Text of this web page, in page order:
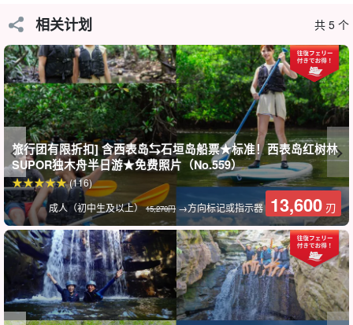
西表岛是世界自然遗产。乘坐独木舟是体验西表岛自然风光的最便
捷方式。
它们有单座和双座两种，如果您有年幼的孩子，建议选择双座！
皮纳萨拉瀑布
皮纳萨拉瀑布是冲绳县最高的瀑布。瀑布落差达 54 米，气势磅礴，
景色壮观。
皮纳萨拉名字的由来
相关计划 共 5 个
旅行团有限折扣] 含西表岛⇆石垣岛船票★标准！西表岛红树林
SUPOR独木舟半日游★免费照片（No.559）
成人（初中生及以上）15,270円→方向标记或指示器 13,600 刃
(116)